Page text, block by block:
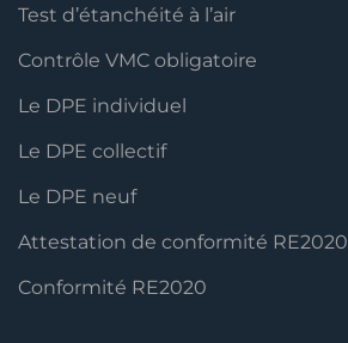
Test d’étanchéité à l’air
Contrôle VMC obligatoire
Le DPE individuel
Le DPE collectif
Le DPE neuf
Attestation de conformité RE2020
Conformité RE2020